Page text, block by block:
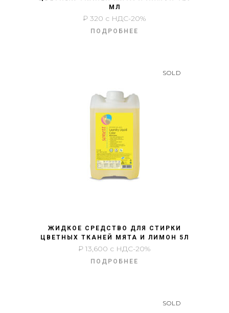
МЛ
₽ 320 с НДС-20%
ПОДРОБНЕЕ
SOLD
ЖИДКОЕ СРЕДСТВО ДЛЯ СТИРКИ
ЦВЕТНЫХ ТКАНЕЙ МЯТА И ЛИМОН 5Л
₽ 13,600 с НДС-20%
ПОДРОБНЕЕ
SOLD